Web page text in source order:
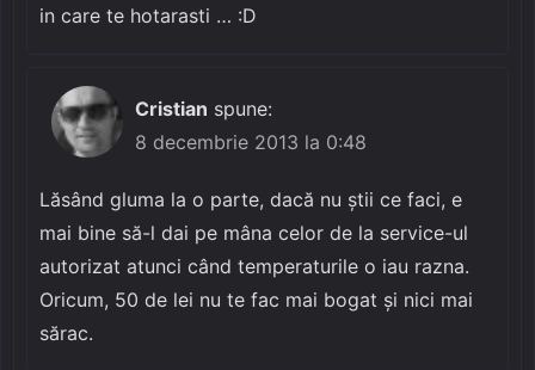
in care te hotarasti … :D
Cristian spune:
8 decembrie 2013 la 0:48
Lăsând gluma la o parte, dacă nu știi ce faci, e
mai bine să-l dai pe mâna celor de la service-ul
autorizat atunci când temperaturile o iau razna.
Oricum, 50 de lei nu te fac mai bogat și nici mai
sărac.